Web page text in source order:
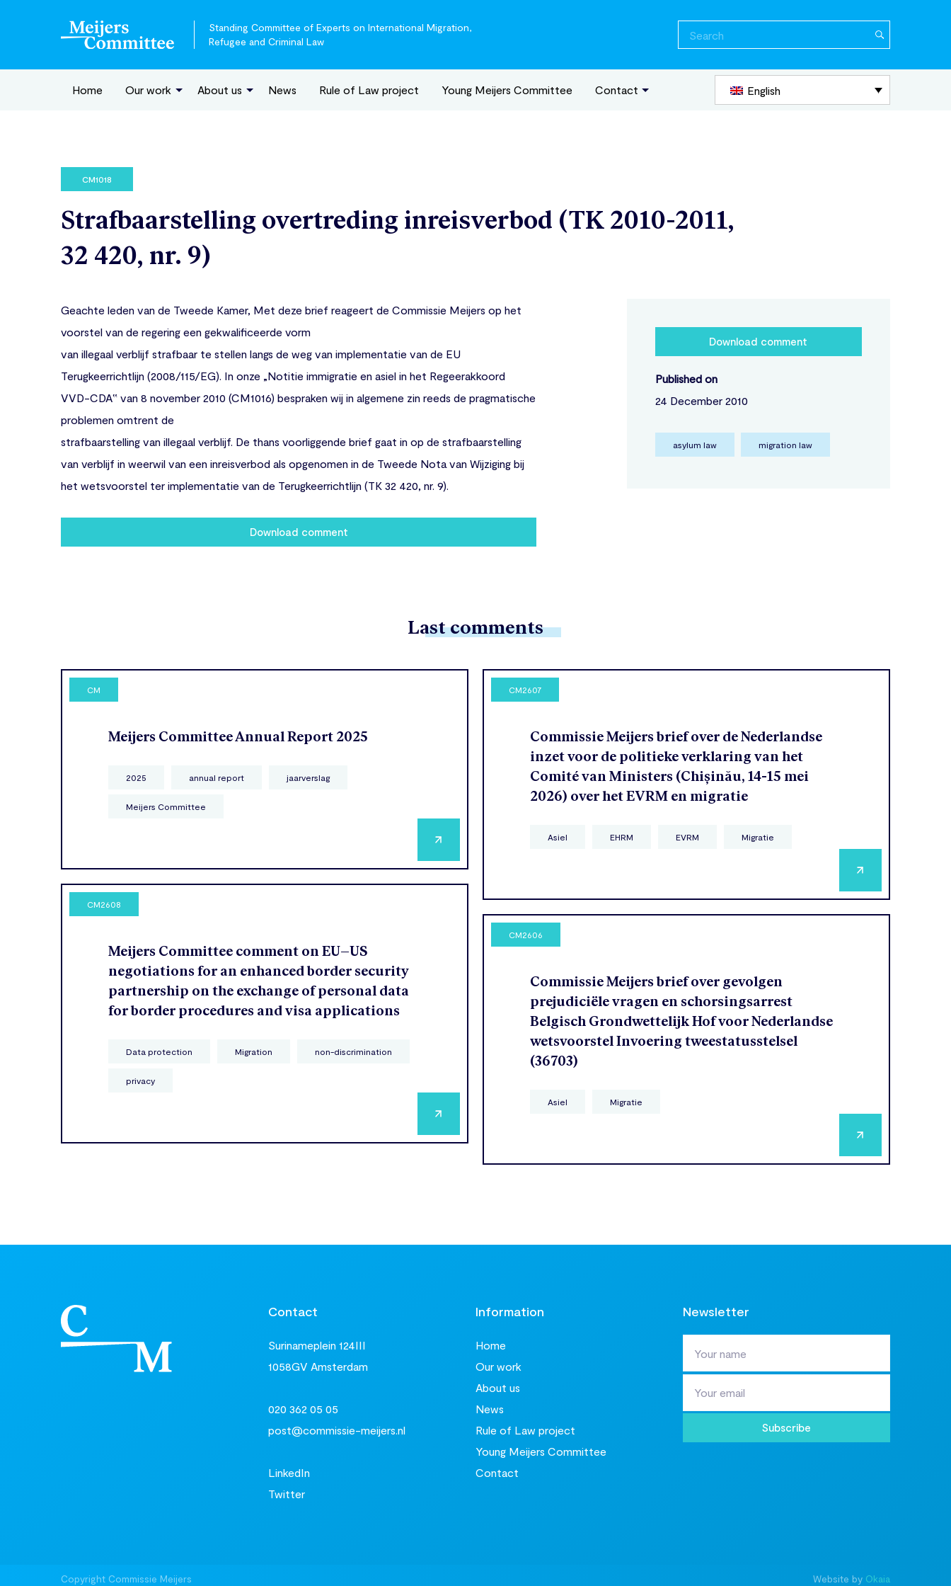
Standing Committee of Experts on International Migration,
Refugee and Criminal Law
Home Our work About us News Rule of Law project Young Meijers Committee Contact English
CM1018
Strafbaarstelling overtreding inreisverbod (TK 2010-2011,
32 420, nr. 9)
Geachte leden van de Tweede Kamer, Met deze brief reageert de Commissie Meijers op het
voorstel van de regering een gekwalificeerde vorm
van illegaal verblijf strafbaar te stellen langs de weg van implementatie van de EU
Terugkeerrichtlijn (2008/115/EG). In onze „Notitie immigratie en asiel in het Regeerakkoord
VVD-CDA‟ van 8 november 2010 (CM1016) bespraken wij in algemene zin reeds de pragmatische
problemen omtrent de
strafbaarstelling van illegaal verblijf. De thans voorliggende brief gaat in op de strafbaarstelling
van verblijf in weerwil van een inreisverbod als opgenomen in de Tweede Nota van Wijziging bij
het wetsvoorstel ter implementatie van de Terugkeerrichtlijn (TK 32 420, nr. 9).
Download comment
Download comment
Published on
24 December 2010
asylum law migration law
Last comments
CM
Meijers Committee Annual Report 2025
2025 annual report jaarverslag
Meijers Committee
CM2608
Meijers Committee comment on EU–US
negotiations for an enhanced border security
partnership on the exchange of personal data
for border procedures and visa applications
Data protection Migration non-discrimination
privacy
CM2607
Commissie Meijers brief over de Nederlandse
inzet voor de politieke verklaring van het
Comité van Ministers (Chișinău, 14-15 mei
2026) over het EVRM en migratie
Asiel EHRM EVRM Migratie
CM2606
Commissie Meijers brief over gevolgen
prejudiciële vragen en schorsingsarrest
Belgisch Grondwettelijk Hof voor Nederlandse
wetsvoorstel Invoering tweestatusstelsel
(36703)
Asiel Migratie
Contact
Surinameplein 124III
1058GV Amsterdam
020 362 05 05
post@commissie-meijers.nl
LinkedIn
Twitter
Information
Home
Our work
About us
News
Rule of Law project
Young Meijers Committee
Contact
Newsletter
Subscribe
Copyright Commissie Meijers Website by Okaia